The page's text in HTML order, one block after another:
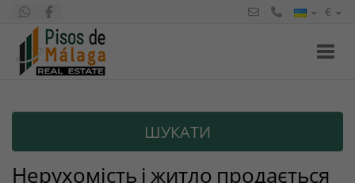
€
ШУКАТИ
Нерухомість і житло продається